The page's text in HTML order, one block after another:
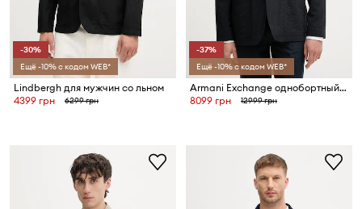
-30%
Ещё -10% с кодом WEB*
Lindbergh для мужчин со льном
4399 грн
6299 грн
-37%
Ещё -10% с кодом WEB*
Armani Exchange однобортный пиджак для мужчин
8099 грн
12999 грн